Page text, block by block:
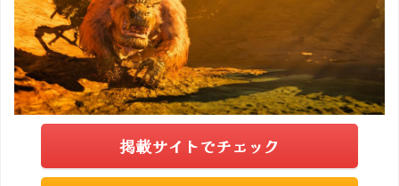
掲載サイトでチェック